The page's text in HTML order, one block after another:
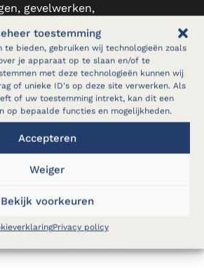
toestemming
te bieden, gebruiken wij technologieën zoals
je apparaat op te slaan en/of te
met deze technologieën kunnen wij
of unieke ID's op deze site verwerken. Als
of uw toestemming intrekt, kan dit een
op bepaalde functies en mogelijkheden.
Accepteren
Weiger
Bekijk voorkeuren
Privacy policy
gevelwerken,
tot vochtbestrijding.
projecten die